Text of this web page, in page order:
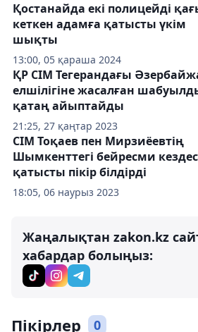
13:00, 05 қараша 2024
Қостанайда екі полицейді
кеткен адамға қатысты үкім
шықты
21:25, 27 қаңтар 2023
ҚР СІМ Тегерандағы
елшілігіне жасалған
қатаң айыптайды
18:05, 06 наурыз 2023
СІМ Тоқаев пен Мирзиёевтің
Шымкенттегі бейресми
қатысты пікір білдірді
Жаңалықтан zakon.kz
хабардар болыңыз:
Пікірлер 0